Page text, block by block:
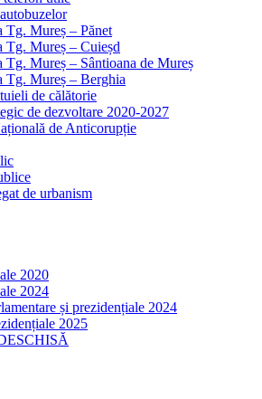
Tg. Mureș – Pănet
Tg. Mureș – Cuieșd
Tg. Mureș – Sântioana de Mureș
Tg. Mureș – Berghia
de călătorie
de dezvoltare 2020-2027
de Anticorupție
de urbanism
2020
2024
și prezidențiale 2024
2025